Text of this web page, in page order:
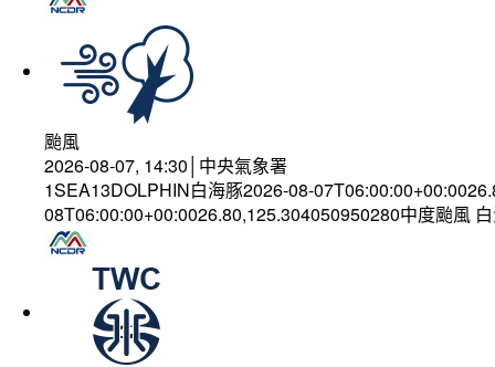
颱風
2026-08-07, 14:30│中央氣象署
1SEA13DOLPHIN白海豚2026-08-
08T06:00:00+00:0026.80,125.304050950280中度颱風